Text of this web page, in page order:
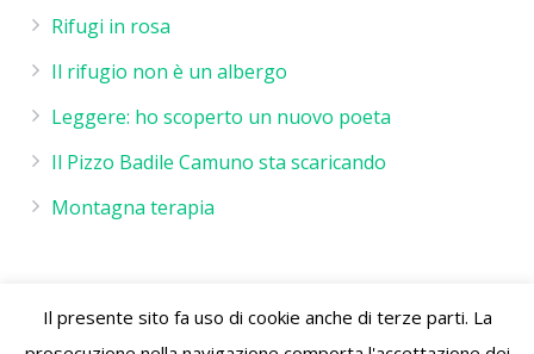
Rifugi in rosa
Il rifugio non è un albergo
Leggere: ho scoperto un nuovo poeta
Il Pizzo Badile Camuno sta scaricando
Montagna terapia
Rifugio De Marie - P.IVA 02244260986 - Rifugio de Marie
Il presente sito fa uso di cookie anche di terze parti. La